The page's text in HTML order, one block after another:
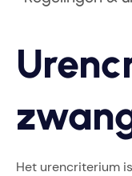
Het urencriterium